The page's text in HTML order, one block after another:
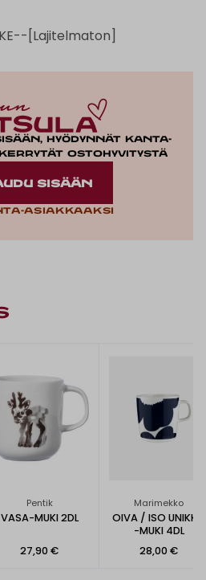
[Lajitelmaton]
hyödynnät kanta-
ostohyvitystä
SISÄÄN
asiakkaaksi
Pentik
VASA-MUKI 2DL
27,90 €
Marimekko
OIVA / ISO UNIKKO
-MUKI 4DL
28,00 €